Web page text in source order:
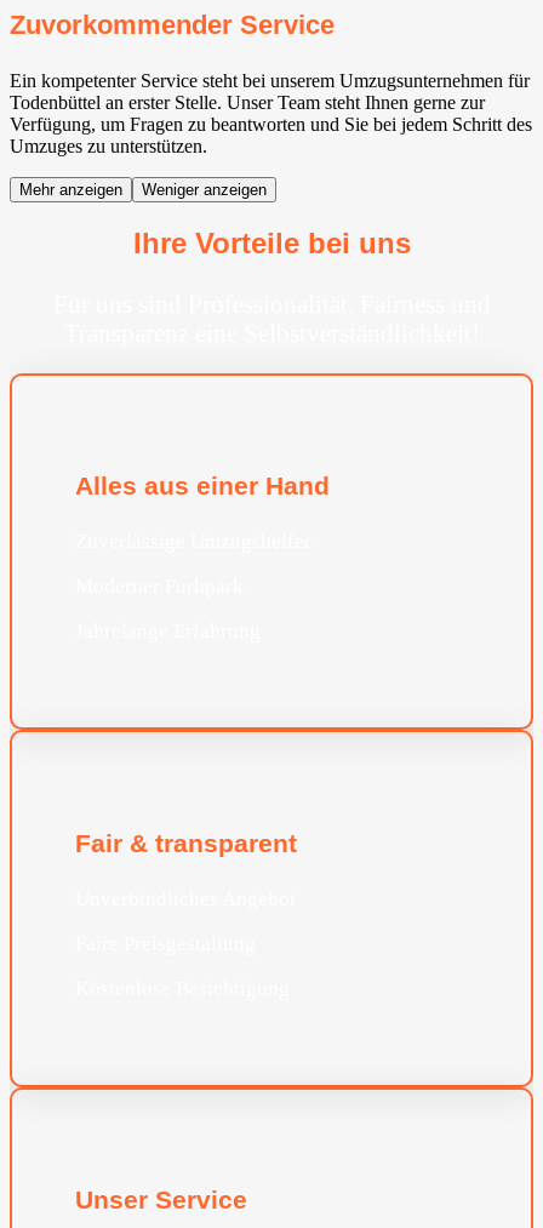
Zuvorkommender Service
Ein kompetenter Service steht bei unserem Umzugsunternehmen für
Todenbüttel an erster Stelle. Unser Team steht Ihnen gerne zur
Verfügung, um Fragen zu beantworten und Sie bei jedem Schritt des
Umzuges zu unterstützen.
Mehr anzeigen Weniger anzeigen
Ihre Vorteile bei uns
Alles aus einer Hand
Fair & transparent
Unser Service